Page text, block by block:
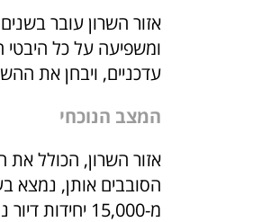
אזור השרון עובר
ומשפיעה על כל היבטי
עדכניים, ויבחן את
המצב הנוכחי
אזור השרון, הכולל את